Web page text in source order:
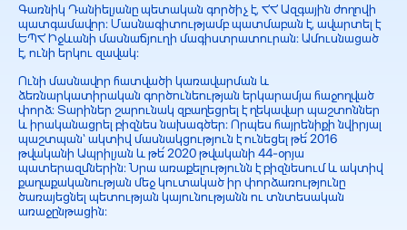
Գառնիկ Դանիելյանը պետական գործիչ է, ՀՀ Ազգային ժողովի
պատգամավոր: Մասնագիտությամբ պատմաբան է, ավարտել է
ԵՊՀ Իջևանի մասնաճյուղի մագիստրատուրան: Ամուսնացած
է, ունի երկու զավակ:
Ունի մասնավոր հատվածի կառավարման և
ձեռնարկատիրական գործունեության երկարամյա հաջողված
փորձ: Տարիներ շարունակ զբաղեցրել է ղեկավար պաշտոններ
և իրականացրել բիզնես նախագծեր: Որպես հայրենիքի նվիրյալ
պաշտպան՝ ակտիվ մասնակցություն է ունեցել թե՛ 2016
թվականի Ապրիլյան և թե՛ 2020 թվականի 44-օրյա
պատերազմներին: Նրա առաքելությունն է բիզնեսում և ակտիվ
քաղաքականության մեջ կուտակած իր փորձառությունը
ծառայեցնել պետության կայունությանն ու տնտեսական
առաջընթացին: